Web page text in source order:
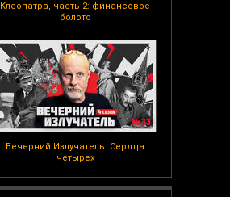
Клеопатра, часть 2: финансовое
болото
Вечерний Излучатель: Сердца
четырех